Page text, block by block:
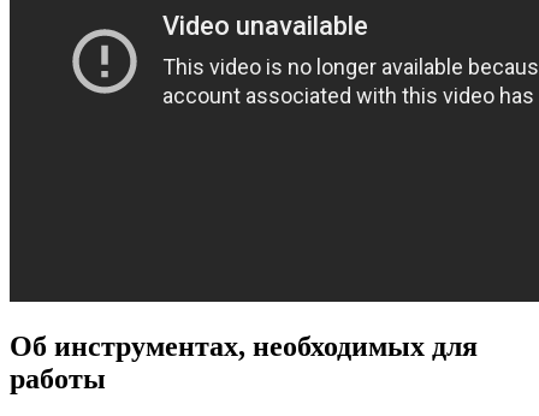
Об инструментах, необходимых для
работы